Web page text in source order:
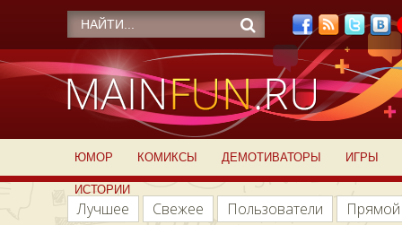
ЮМОР КОМИКСЫ ДЕМОТИВАТОРЫ ИГРЫ
ИСТОРИИ
Лучшее Свежее Пользователи